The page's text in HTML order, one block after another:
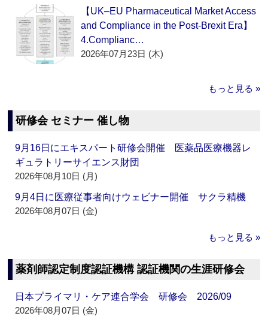
【UK–EU Pharmaceutical Market Access
and Compliance in the Post-Brexit Era】
4.Complianc…
2026年07月23日 (木)
もっと見る »
研修会 セミナー 催し物
9月16日にエキスパート研修会開催 医薬品医療機器レ
ギュラトリーサイエンス財団
2026年08月10日 (月)
9月4日に医療従事者向けウェビナー開催 サクラ精機
2026年08月07日 (金)
もっと見る »
薬剤師認定制度認証機構 認証機関の生涯研修会
日本プライマリ・ケア連合学会 研修会 2026/09
2026年08月07日 (金)